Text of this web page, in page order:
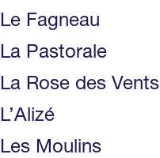
Le Fagneau
La Pastorale
La Rose des Vents
L’Alizé
Les Moulins